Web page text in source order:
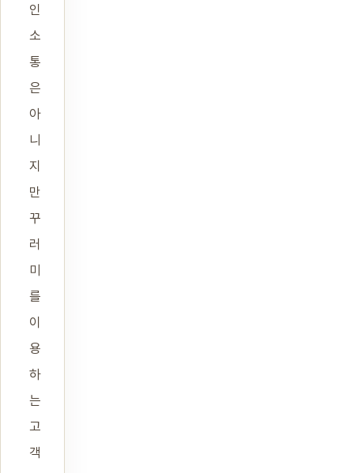
인
소
통
은
아
니
지
만
꾸
러
미
를
이
용
하
는
고
객